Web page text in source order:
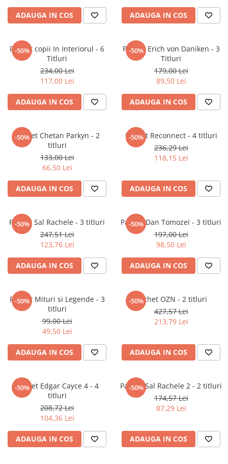
Carti erotice
Carti pentru Adolescenti, Young
Crime, Thriller, Mistery
Literatura Romana
Literatura Universala
Poezie
Romane de dragoste, Carti
Senzatii/Dragoste
Senzatii/Suspans
Senzatii/Thriller
SF & Fantasy
Teatru
Teens Book Club
Birotica & Papetarie
Adezivi si benzi adezive
Articole Birotica
Accesorii Arhivare
Calculator
Hartie si Accesorii
Instrumente de scris
Organizare si Arhivare
Articole scolare
Caiete si Carnetele scolare
Coperti, Mape, Etichete
Ghiozdane si Penare scolare
ADAUGA IN COS ADAUGA IN COS
-50%
Pachet copii In Interiorul - 6
Titluri
234,00 Lei
117,00 Lei
ADAUGA IN COS
-50%
Pachet Erich von Daniken - 3
Titluri
179,00 Lei
89,50 Lei
ADAUGA IN COS
-50%
Pachet Chetan Parkyn - 2
titluri
133,00 Lei
66,50 Lei
ADAUGA IN COS
-50%
Pachet Reconnect - 4 titluri
236,29 Lei
118,15 Lei
ADAUGA IN COS
-50%
Pachet Sal Rachele - 3 titluri
247,51 Lei
123,76 Lei
ADAUGA IN COS
-50%
Pachet Dan Tomozei - 3 titluri
197,00 Lei
98,50 Lei
ADAUGA IN COS
-50%
Pachet Mituri si Legende - 3
titluri
99,00 Lei
49,50 Lei
ADAUGA IN COS
-50%Pachet OZN - 2 titluri
427,57 Lei
213,79 Lei
ADAUGA IN COS
-50%
Pachet Edgar Cayce 4 - 4
titluri
208,72 Lei
104,36 Lei
ADAUGA IN COS
-50%
Pachet Sal Rachele 2 - 2 titluri
174,57 Lei
87,29 Lei
ADAUGA IN COS